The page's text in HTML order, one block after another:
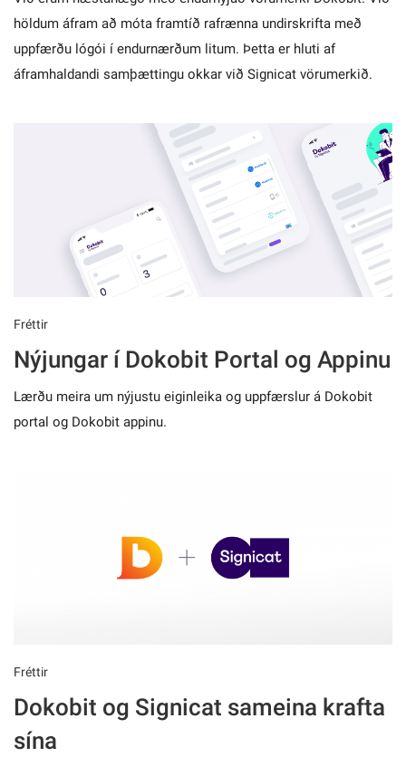
höldum áfram að móta framtíð rafrænna undirskrifta með
uppfærðu lógói í endurnærðum litum. Þetta er hluti af
áframhaldandi samþættingu okkar við Signicat vörumerkið.
Fréttir
Nýjungar í Dokobit Portal og Appinu
Lærðu meira um nýjustu eiginleika og uppfærslur á Dokobit
portal og Dokobit appinu.
Fréttir
Dokobit og Signicat sameina krafta
sína